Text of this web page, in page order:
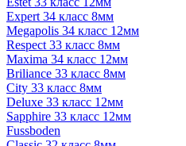
Expert 34 класс 8мм
Megapolis 34 класс 12мм
Respect 33 класс 8мм
Maxima 34 класс 12мм
Briliance 33 класс 8мм
City 33 класс 8мм
Deluxe 33 класс 12мм
Sapphire 33 класс 12мм
Fussboden